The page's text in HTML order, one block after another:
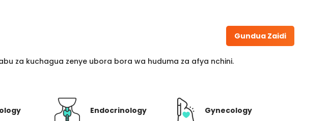
Gundua Zaidi
za kuchagua zenye ubora bora wa huduma za afya nchini.
Endocrinology Gynecology